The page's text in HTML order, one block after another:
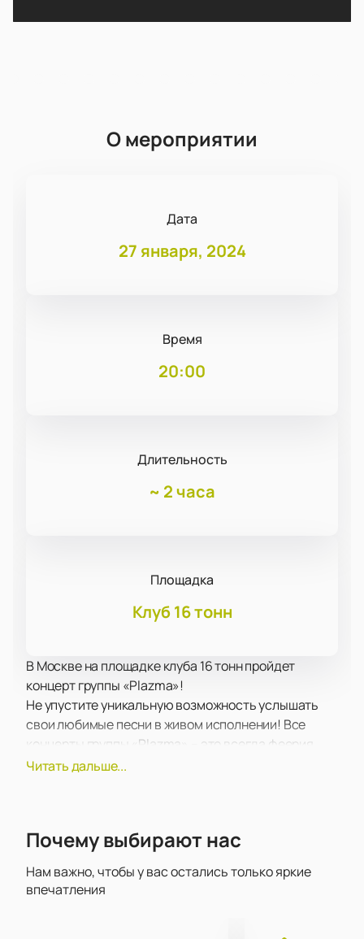
О мероприятии
Дата
27 января, 2024
Время
20:00
Длительность
~ 2 часа
Площадка
Клуб 16 тонн
В Москве на площадке клуба 16 тонн пройдет
концерт группы «Plazma»!
Не упустите уникальную возможность услышать
свои любимые песни в живом исполнении! Все
концерты группы «Plazma» – это всегда феерия
звука, света, настоящий драйв и невероятные
поклонниками композиции, так и самые свежие
на концерте в живом исполнении. У вас будет шанс
познакомиться с некоторыми музыкальными
Читать дальше...
Почему выбирают нас
Нам важно, чтобы у вас остались только яркие
впечатления